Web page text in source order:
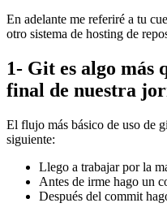
En adelante me referiré a tu
otro sistema de hosting de
1- Git es algo más
final de nuestra
El flujo más básico de uso de
siguiente:
Llego a trabajar por la
Antes de irme hago un
Después del commit